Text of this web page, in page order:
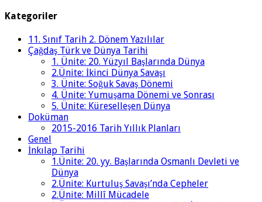
Kategoriler
11. Sınıf Tarih 2. Dönem Yazılılar
Çağdaş Türk ve Dünya Tarihi
1. Ünite: 20. Yüzyıl Başlarında Dünya
2.Ünite: İkinci Dünya Savaşı
3. Ünite: Soğuk Savaş Dönemi
4. Ünite: Yumuşama Dönemi ve Sonrası
5. Ünite: Küreselleşen Dünya
Doküman
2015-2016 Tarih Yıllık Planları
Genel
İnkılap Tarihi
1.Ünite: 20. yy. Başlarında Osmanlı Devleti ve
Dünya
2.Ünite: Kurtuluş Savaşı’nda Cepheler
2.Ünite: Millî Mücadele